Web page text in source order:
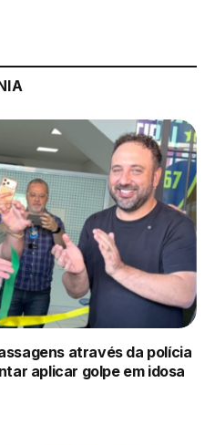
através da polícia
aplicar golpe em idosa